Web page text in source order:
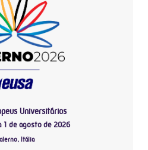
Universitários
1 de agosto de 2026
Itália